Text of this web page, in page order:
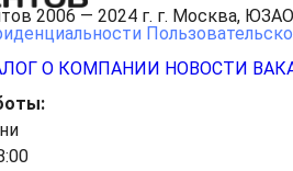
2006 — 2024 г. г. Москва, ЮЗАО
О КОМПАНИИ НОВОСТИ